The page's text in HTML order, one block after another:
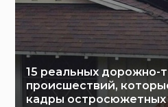
15 реальных дорожно-
происшествий,
кадры